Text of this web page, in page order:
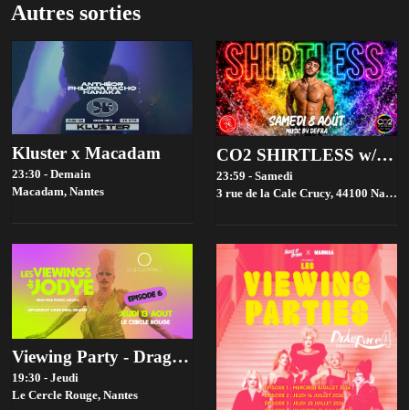
Autres sorties
Kluster x Macadam
23:30 - Demain
Macadam, Nantes
CO2 SHIRTLESS w/Defra
23:59 - Samedi
3 rue de la Cale Crucy, 44100 Nantes, France,
Viewing Party - Drag race france Saison 4 - Episode 6
19:30 - Jeudi
Le Cercle Rouge, Nantes